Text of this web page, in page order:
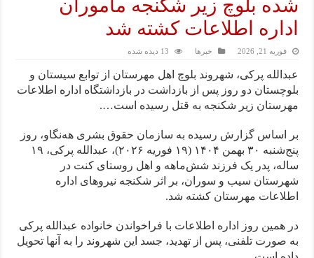
شده بلوچ زیر شکنجه ماموران
اداره اطلاعات کشته شد
فوریه 21, 2026 خبرها 13 دیده شده
عبدالله پرکی، شهروند بلوچ اهل مهرستان از توابع سیستان و
بلوچستان دو روز پس از بازداشت در بازداشتگاه اداره اطلاعات
مهرستان زیر شکنجه به قتل رسیده است….
بر اساس گزارش رسیده به سازمان حقوق بشری هه‌نگاو، روز
پنج‌شنبه ۳۰ بهمن ۱۴۰۴ (۱۹ فوریه ۲۰۲۶)، عبدالله پرکی، ۱۹
ساله، پدر یک فرزند شش‌ماهه و اهل روستای کنت در
شهرستان سیب و سوران، بر اثر شکنجه نیروهای اداره
اطلاعات مهرستان کشته شد.
در همین روز اداره اطلاعات با فراخواندن خانواده عبدالله پرکی
به صورت تلفنی، پس از تهدید، جسد این شهروند را به آنها تحویل